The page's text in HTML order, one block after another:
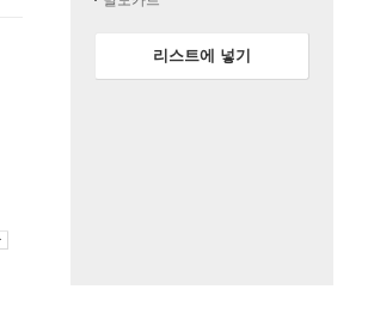
리스트에 넣기